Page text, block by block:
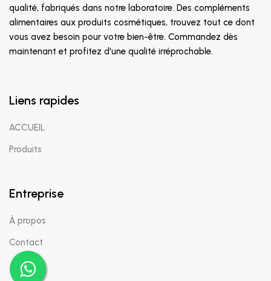
qualité, fabriqués dans notre laboratoire. Des compléments
alimentaires aux produits cosmétiques, trouvez tout ce dont
vous avez besoin pour votre bien-être. Commandez dès
maintenant et profitez d'une qualité irréprochable.
Liens rapides
ACCUEIL
Produits
Entreprise
À propos
Contact